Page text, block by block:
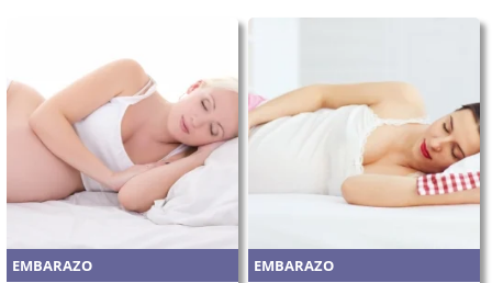
EMBARAZO EMBARAZO